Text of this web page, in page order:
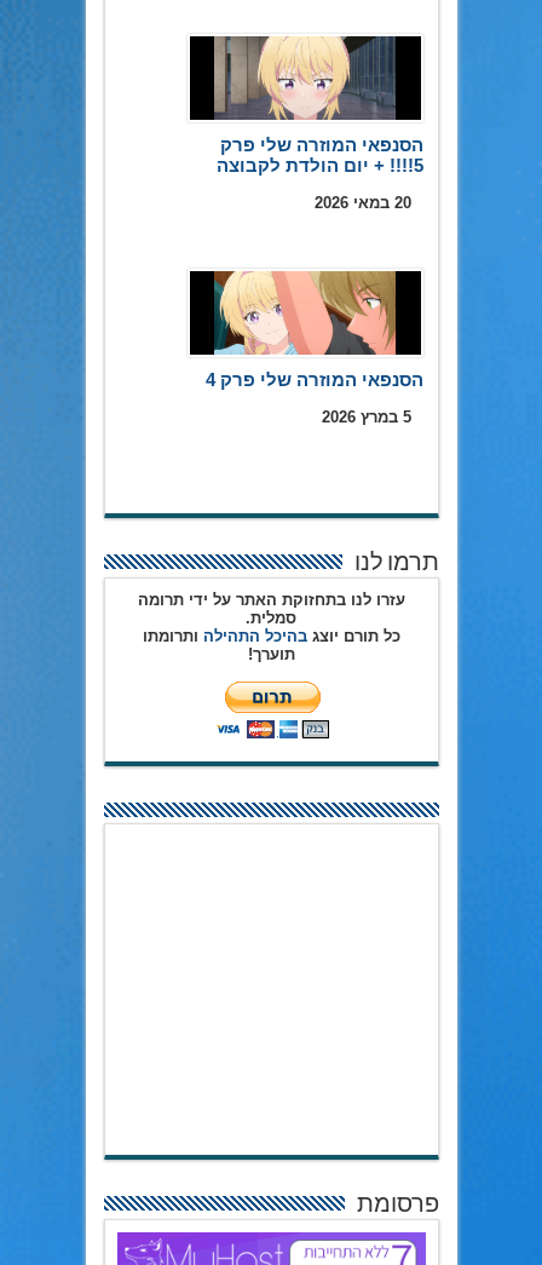
הסנפאי המוזרה שלי פרק
5!!!! + יום הולדת לקבוצה
20 במאי 2026
הסנפאי המוזרה שלי פרק 4
5 במרץ 2026
תרמו לנו
עזרו לנו בתחזוקת האתר על ידי תרומה
סמלית.
כל תורם יוצגבהיכל התהילה ותרומתו
תוערך!
פרסומת